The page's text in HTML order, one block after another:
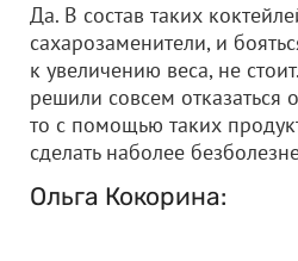
Да. В состав таких
сахарозаменители, и
к увеличению веса, не
решили совсем отказаться
то с помощью таких
сделать наболее
Ольга Кокорина: